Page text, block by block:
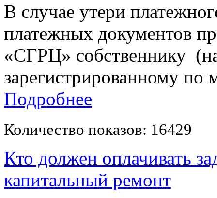
В случае утери
платежных документов
«СГРЦ» собственнику
зарегистрированному по
Подробнее
Количество показов: 16429
Кто должен оплачивать
капитальный ремонт